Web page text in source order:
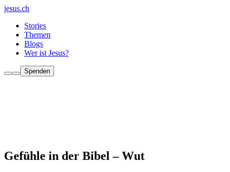
jesus.ch
Stories
Themen
Blogs
Wer ist Jesus?
Spenden
Gefühle in der Bibel – Wut